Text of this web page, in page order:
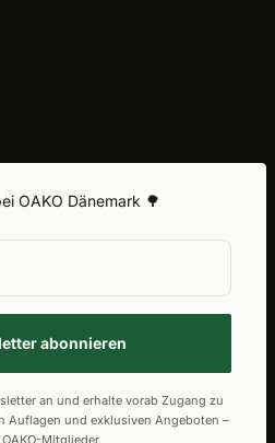
OAKO Dänemark 🌳
abonnieren
an und erhalte vorab Zugang zu
Auflagen und exklusiven Angeboten –
Mitglieder.
von Shopify